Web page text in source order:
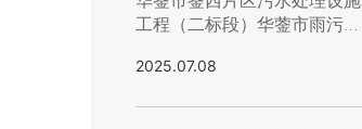
工程（二标段）华蓥市雨污管
区配套管网 工程 -路基、管线
2025.07.08